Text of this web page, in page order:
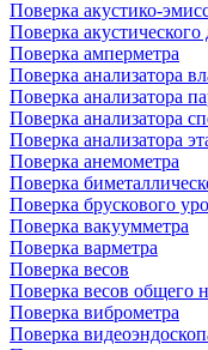
Поверка акустико-
Поверка акустического
Поверка амперметра
Поверка анализатора
Поверка анализатора
Поверка анализатора
Поверка анализатора
Поверка анемометра
Поверка
Поверка брускового
Поверка вакуумметра
Поверка варметра
Поверка весов
Поверка весов общего
Поверка виброметра
Поверка